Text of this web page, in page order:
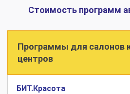
Стоимость программ
Программы для салонов
центров
БИТ.Красота